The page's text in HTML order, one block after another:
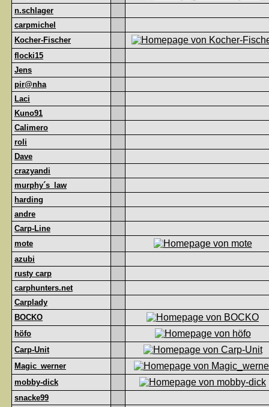
n.schlager
carpmichel
Kocher-Fischer
flocki15
Jens
pir@nha
Laci
Kuno91
Calimero
roli
Dave
crazyandi
murphy´s_law
harding
andre
Carp-Line
mote
azubi
rusty carp
carphunters.net
Carplady
BOCKO
höfo
Carp-Unit
Magic_werner
mobby-dick
snacke99